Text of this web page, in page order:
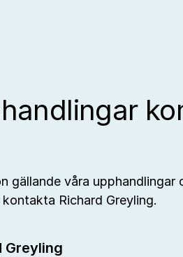
gällande våra upphandlingar
Richard Greyling.
Greyling